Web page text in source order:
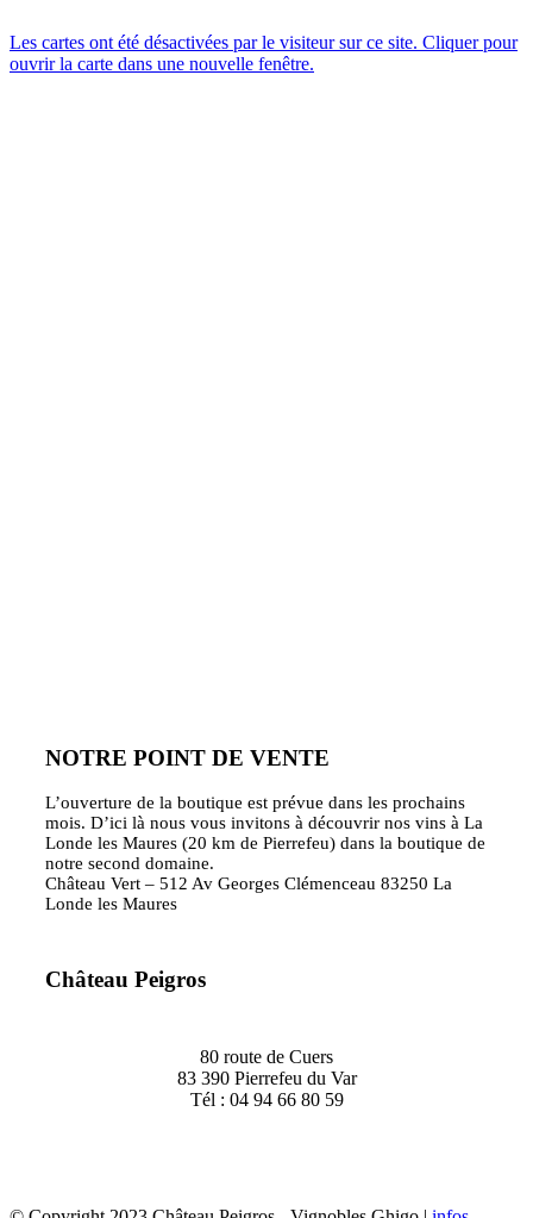
Les cartes ont été désactivées par le visiteur sur ce site. Cliquer pour
ouvrir la carte dans une nouvelle fenêtre.
NOTRE POINT DE VENTE
L’ouverture de la boutique est prévue dans les prochains
mois. D’ici là nous vous invitons à découvrir nos vins à La
Londe les Maures (20 km de Pierrefeu) dans la boutique de
notre second domaine.
Château Vert – 512 Av Georges Clémenceau 83250 La
Londe les Maures
Château Peigros
80 route de Cuers
83 390 Pierrefeu du Var
Tél : 04 94 66 80 59